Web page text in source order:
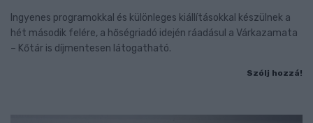
Ingyenes programokkal és különleges kiállításokkal készülnek a
hét második felére, a hőségriadó idején ráadásul a Várkazamata
– Kőtár is díjmentesen látogatható.
Szólj hozzá!